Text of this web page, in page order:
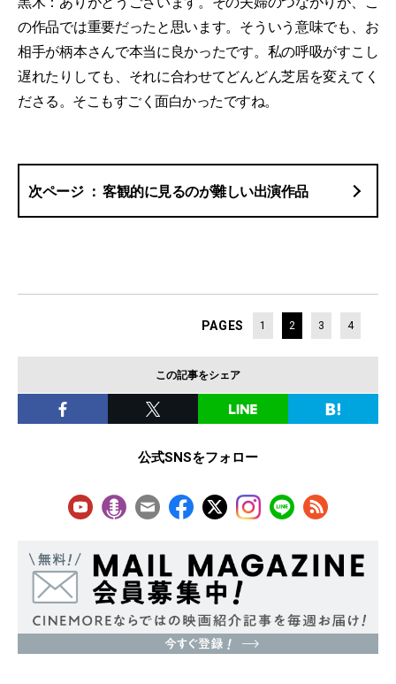
の作品では重要だったと思います。そういう意味でも、お
相手が柄本さんで本当に良かったです。私の呼吸がすこし
遅れたりしても、それに合わせてどんどん芝居を変えてく
ださる。そこもすごく面白かったですね。
客観的に見るのが難しい出演作品
PAGES 1 2 3 4
この記事をシェア
公式SNSをフォロー